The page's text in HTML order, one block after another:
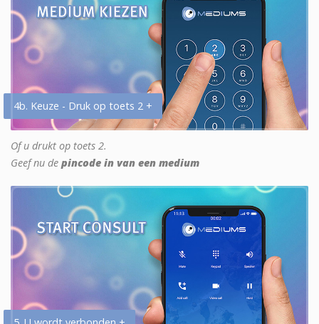
4b. Keuze - Druk op toets 2 +
Of u drukt op toets 2.
Geef nu de pincode in van een medium